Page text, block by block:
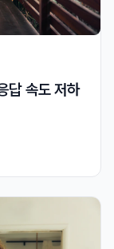
답 속도 저하